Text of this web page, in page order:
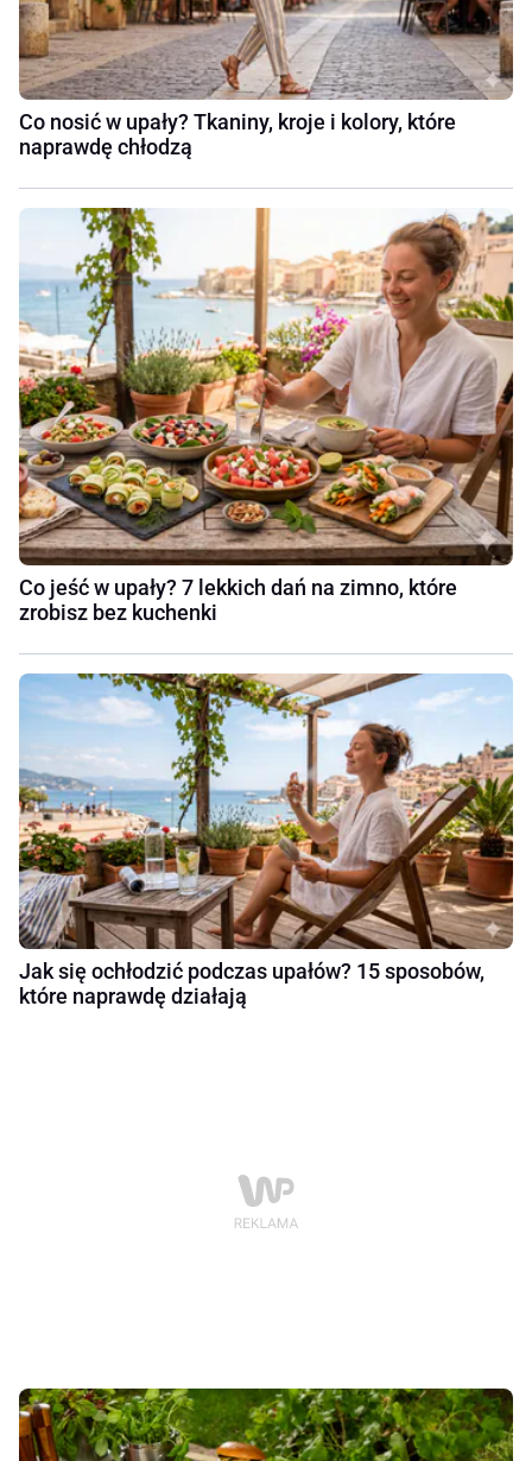
Co nosić w upały? Tkaniny, kroje i kolory, które
naprawdę chłodzą
Co jeść w upały? 7 lekkich dań na zimno, które
zrobisz bez kuchenki
Jak się ochłodzić podczas upałów? 15 sposobów,
które naprawdę działają